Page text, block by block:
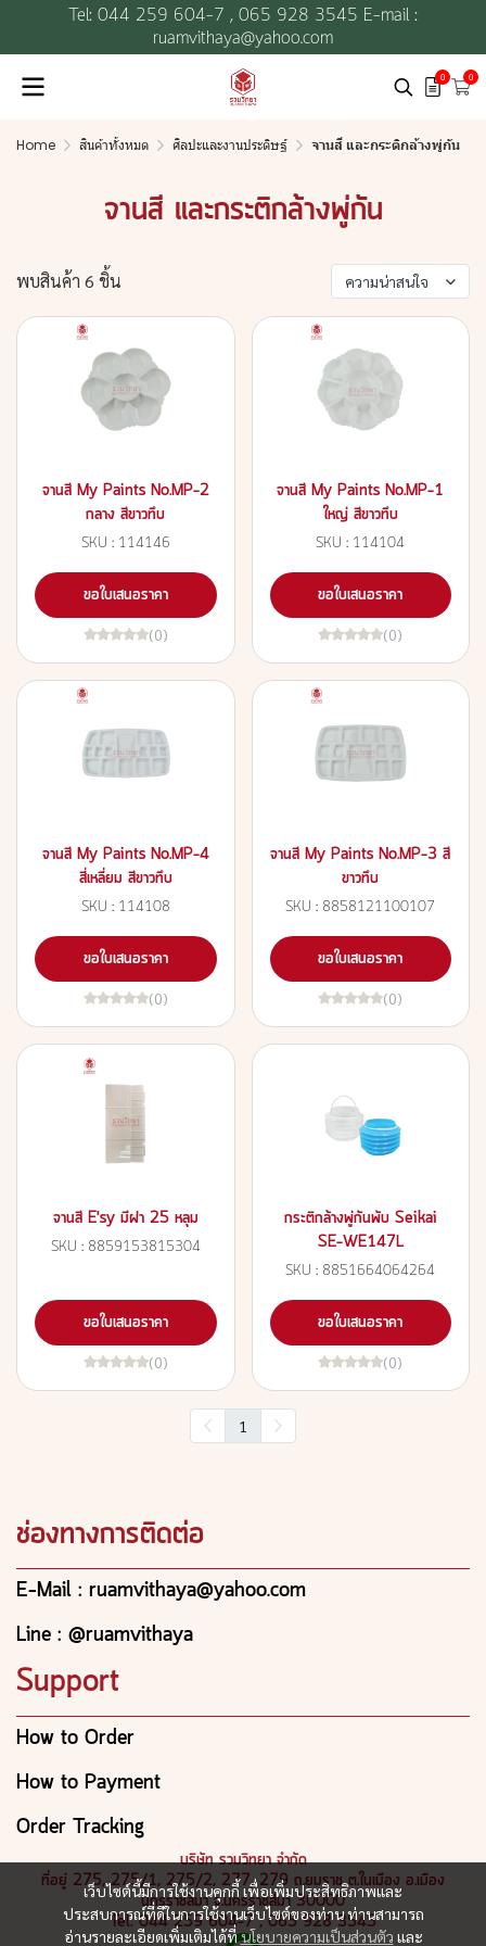
Tel: 044 259 604-7 , 065 928 3545 E-mail :
ruamvithaya@yahoo.com
0 0
Home สินค้าทั้งหมด ศิลปะและงานประดิษฐ์ จานสี และกระติกล้างพู่กัน
จานสี และกระติกล้างพู่กัน
พบสินค้า 6 ชิ้น ความน่าสนใจ
จานสี My Paints No.MP-2
กลาง สีขาวทึบ
SKU : 114146
ขอใบเสนอราคา
(0)
จานสี My Paints No.MP-1
ใหญ่ สีขาวทึบ
SKU : 114104
ขอใบเสนอราคา
(0)
จานสี My Paints No.MP-4
สี่เหลี่ยม สีขาวทึบ
SKU : 114108
ขอใบเสนอราคา
(0)
จานสี My Paints No.MP-3 สี
ขาวทึบ
SKU : 8858121100107
ขอใบเสนอราคา
(0)
จานสี E'sy มีฝา 25 หลุม
SKU : 8859153815304
ขอใบเสนอราคา
(0)
กระติกล้างพู่กันพับ Seikai
SE-WE147L
SKU : 8851664064264
ขอใบเสนอราคา
(0)
1
เว็บไซต์นี้มีการใช้งานคุกกี้ เพื่อเพิ่มประสิทธิภาพและ
ประสบการณ์ที่ดีในการใช้งานเว็บไซต์ของท่าน ท่านสามารถ
อ่านรายละเอียดเพิ่มเติมได้ที่นโยบายความเป็นส่วนตัว และ
ช่องทางการติดต่อ
E-Mail : ruamvithaya@yahoo.com
Line : @ruamvithaya
Support
How to Order
How to Payment
Order Tracking
บริษัท รวมวิทยา จำกัด
ที่อยู่ 275, 275/1, 275/2, 277, 279 ถ.ยมราช ต.ในเมือง อ.เมือง
นครราชสีมา จ.นครราชสีมา 30000
Tel: 044 259 604-7 , 065 928 3545